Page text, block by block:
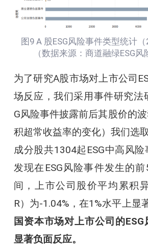
图9 A 股ESG风险事件类型统计（
（数据来源：商道融绿ESG风
为了研究A股市场对上市公司
场反应，我们采用事件研究法
G风险事件披露前后其股价的
积超常收益率的变化）我们选
成分股共1304起ESG中高风险
发现在ESG风险事件发生的
间，上市公司股价平均累积
R）为-1.04%，在1%水平上显
国资本市场对上市公司的
显著负面反应。